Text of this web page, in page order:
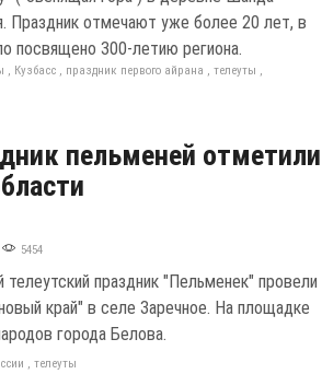
Праздник отмечают уже более 20 лет, в
посвящено 300-летию региона.
, Кузбасс , праздник первого айрана ,телеуты ,
пельменей отметили
5454
телеутский праздник "Пельменек" провели
край" в селе Заречное. На площадке
города Белова.
,телеуты